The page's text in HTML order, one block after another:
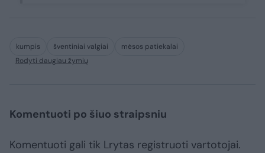
kumpis šventiniai valgiai
mėsos patiekalai
Rodyti daugiau žymių
Komentuoti po šiuo straipsniu
Komentuoti gali tik Lrytas registruoti vartotojai.